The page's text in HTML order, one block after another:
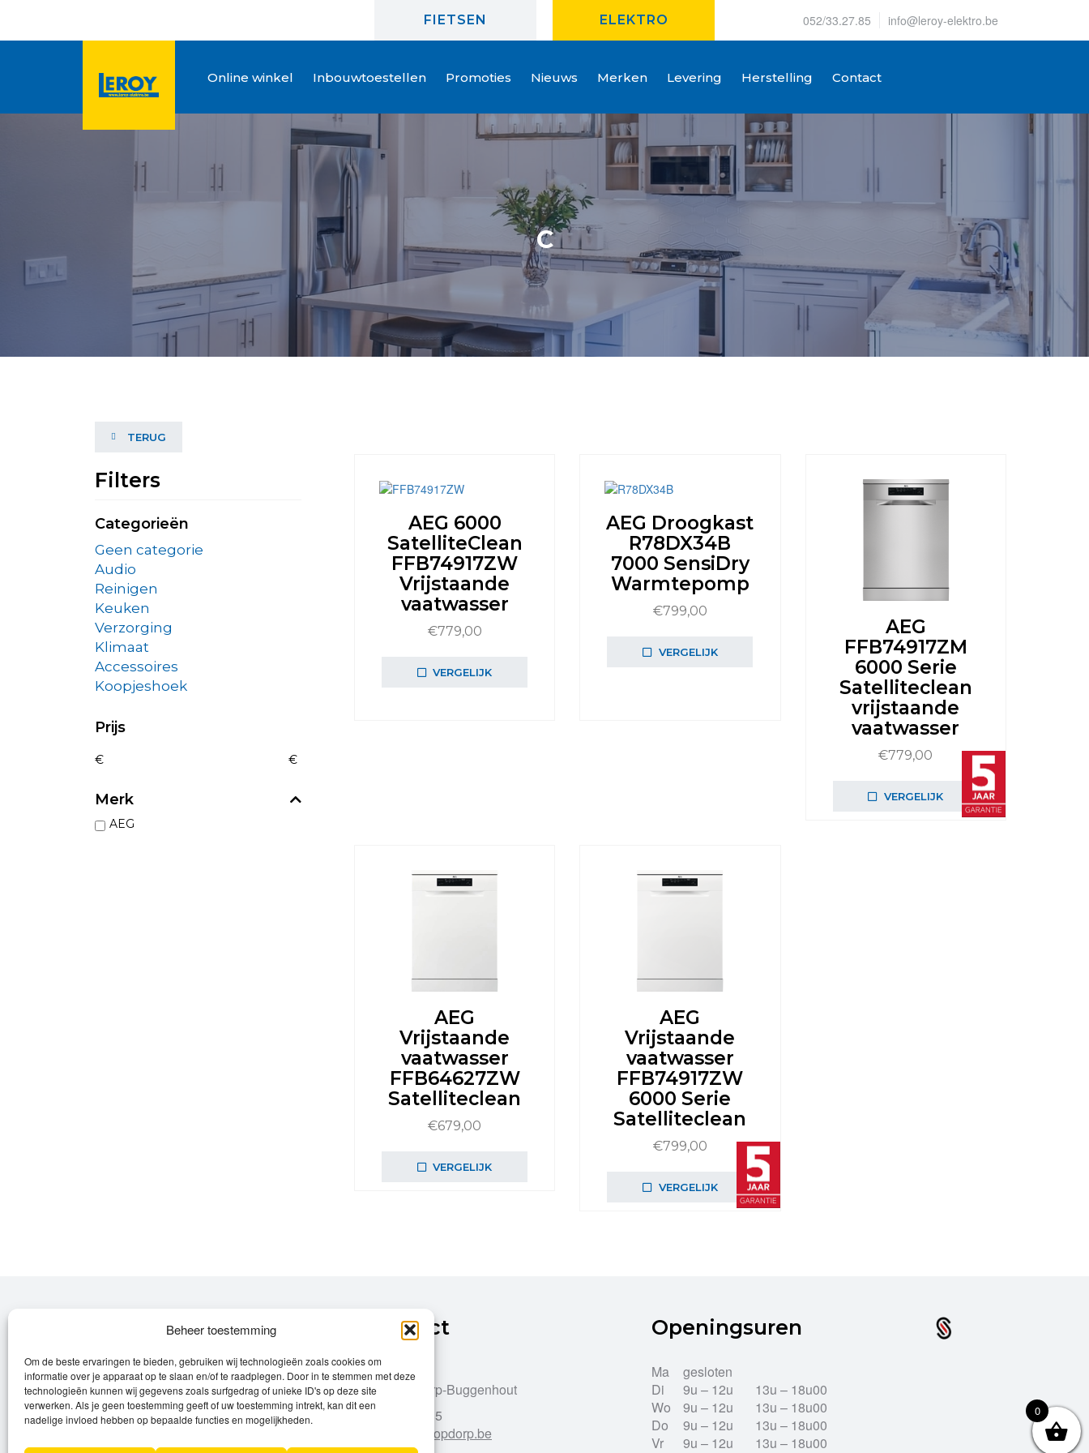
Beheer toestemming
Om de beste ervaringen te bieden, gebruiken wij technologieën zoals cookies om
informatie over je apparaat op te slaan en/of te raadplegen. Door in te stemmen met deze
technologieën kunnen wij gegevens zoals surfgedrag of unieke ID's op deze site
verwerken. Als je geen toestemming geeft of uw toestemming intrekt, kan dit een
nadelige invloed hebben op bepaalde functies en mogelijkheden.
FIETSEN ELEKTRO 052/33.27.85 info@leroy-elektro.be
Online winkel Inbouwtoestellen Promoties Nieuws Merken Levering Herstelling Contact
C
TERUG
Filters
Categorieën
Geen categorie
Audio
Reinigen
Keuken
Verzorging
Klimaat
Accessoires
Koopjeshoek
Prijs
€ €
Merk
AEG
AEG 6000
SatelliteClean
FFB74917ZW
Vrijstaande
vaatwasser
€779,00
VERGELIJK
AEG Droogkast
R78DX34B
7000 SensiDry
Warmtepomp
€799,00
VERGELIJK
AEG
FFB74917ZM
6000 Serie
Satelliteclean
vrijstaande
vaatwasser
€779,00
VERGELIJK
AEG
Vrijstaande
vaatwasser
FFB64627ZW
Satelliteclean
€679,00
VERGELIJK
AEG
Vrijstaande
vaatwasser
FFB74917ZW
6000 Serie
Satelliteclean
€799,00
VERGELIJK
Over Leroy
Leroy verzorgt de verkoop, het onderhoud
en eventuele herstellingen van
(elektrische) fietsen en elektro toestellen.
Contact
Dries 43
9255 Opdorp-Buggenhout
052/33.27.85
info@leroy-opdorp.be
Openingsuren
Ma
gesloten
Di
9u – 12u
13u – 18u00
Wo
9u – 12u
13u – 18u00
Do
9u – 12u
13u – 18u00
Vr
9u – 12u
13u – 18u00
0